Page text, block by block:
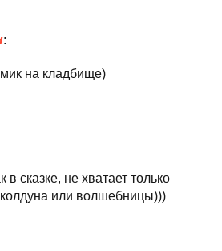
:
на кладбище)
в сказке, не хватает только
колдуна или волшебницы)))